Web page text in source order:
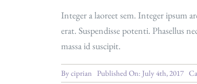
Integer a laoreet sem. Integer ipsum
erat. Suspendisse potenti. Phasellus
massa id suscipit.
Byciprian Published On: July 4th, 2017